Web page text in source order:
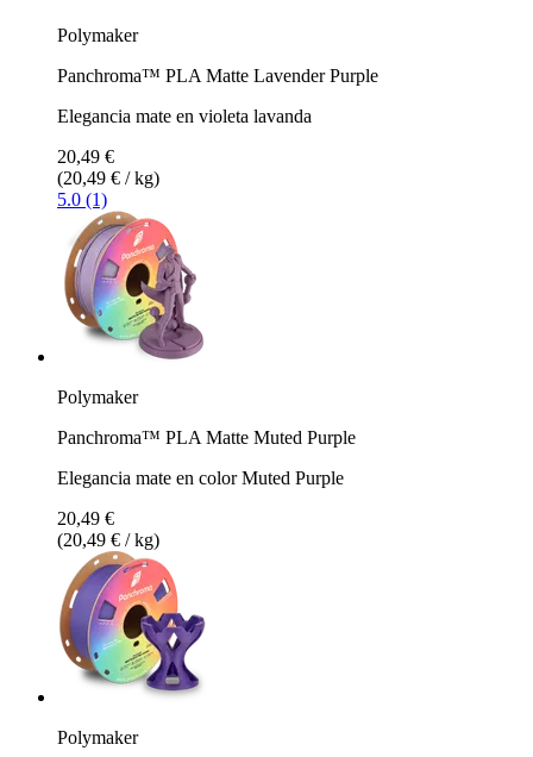
Polymaker
Panchroma™ PLA Matte Lavender Purple
Elegancia mate en violeta lavanda
20,49 €
(20,49 € / kg)
5.0 (1)
Polymaker
Panchroma™ PLA Matte Muted Purple
Elegancia mate en color Muted Purple
20,49 €
(20,49 € / kg)
Polymaker